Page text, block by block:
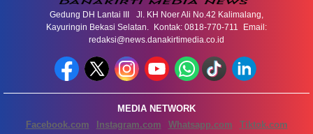
Gedung DH Lantai III Jl. KH Noer Ali No.42 Kalimalang,
Kayuringin Bekasi Selatan. Kontak: 0818-770-711 Email:
redaksi@news.danakirtimedia.co.id
MEDIA NETWORK
Facebook.com
Instagram.com Whatsapp.com
Tiktok.com